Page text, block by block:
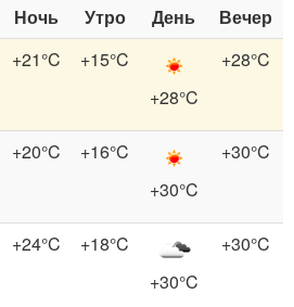
Ночь Утро День Вечер
+21°C
+15°C
+28°C
+28°C
+20°C
+16°C
+30°C
+30°C
+24°C
+18°C
+30°C
+30°C